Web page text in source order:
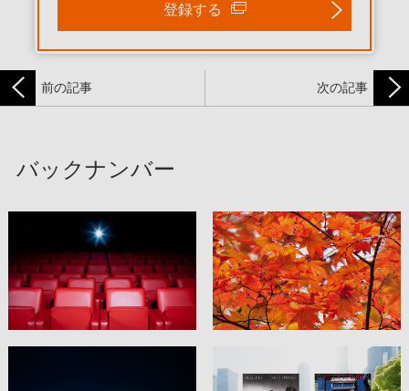
登録する
前の記事 次の記事
バックナンバー